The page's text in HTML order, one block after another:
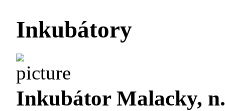
Inkubátory
Inkubátor Malacky,